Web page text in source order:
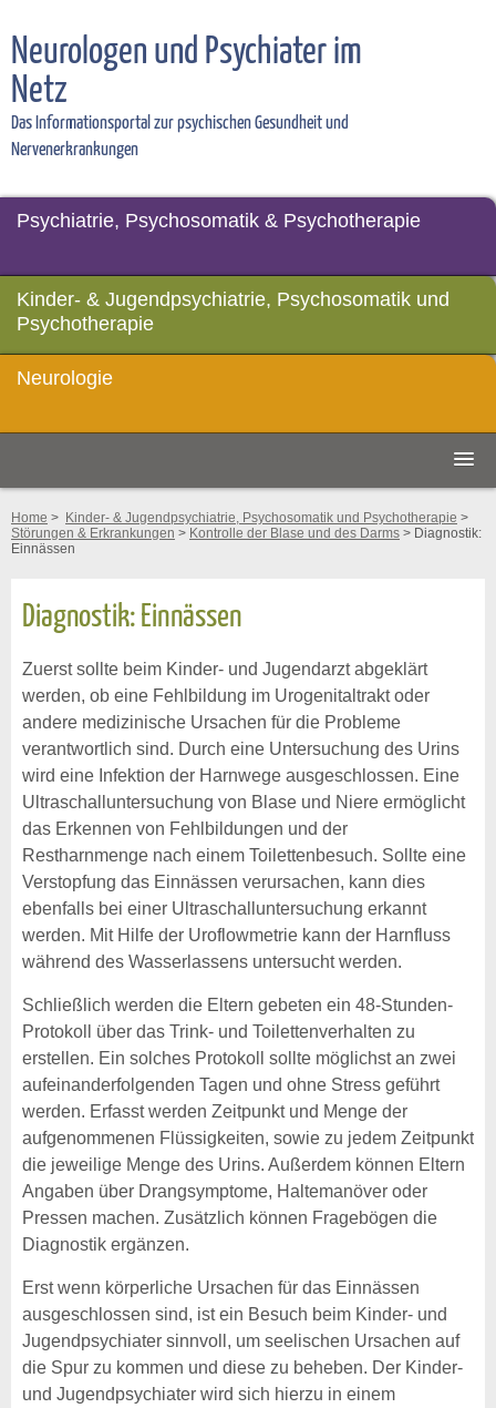
Neurologen und Psychiater im
Netz
Das Informationsportal zur psychischen Gesundheit und
Nervenerkrankungen
Psychiatrie, Psychosomatik & Psychotherapie
Kinder- & Jugendpsychiatrie, Psychosomatik und
Psychotherapie
Neurologie
Home > Kinder- & Jugendpsychiatrie, Psychosomatik und Psychotherapie >
Störungen & Erkrankungen > Kontrolle der Blase und des Darms > Diagnostik:
Einnässen
Diagnostik: Einnässen
Zuerst sollte beim Kinder- und Jugendarzt abgeklärt
werden, ob eine Fehlbildung im Urogenitaltrakt oder
andere medizinische Ursachen für die Probleme
verantwortlich sind. Durch eine Untersuchung des Urins
wird eine Infektion der Harnwege ausgeschlossen. Eine
Ultraschalluntersuchung von Blase und Niere ermöglicht
das Erkennen von Fehlbildungen und der
Restharnmenge nach einem Toilettenbesuch. Sollte eine
Verstopfung das Einnässen verursachen, kann dies
ebenfalls bei einer Ultraschalluntersuchung erkannt
werden. Mit Hilfe der Uroflowmetrie kann der Harnfluss
während des Wasserlassens untersucht werden.
Schließlich werden die Eltern gebeten ein 48-Stunden-
Protokoll über das Trink- und Toilettenverhalten zu
erstellen. Ein solches Protokoll sollte möglichst an zwei
aufeinanderfolgenden Tagen und ohne Stress geführt
werden. Erfasst werden Zeitpunkt und Menge der
aufgenommenen Flüssigkeiten, sowie zu jedem Zeitpunkt
die jeweilige Menge des Urins. Außerdem können Eltern
Angaben über Drangsymptome, Haltemanöver oder
Pressen machen. Zusätzlich können Fragebögen die
Diagnostik ergänzen.
Erst wenn körperliche Ursachen für das Einnässen
ausgeschlossen sind, ist ein Besuch beim Kinder- und
Jugendpsychiater sinnvoll, um seelischen Ursachen auf
die Spur zu kommen und diese zu beheben. Der Kinder-
und Jugendpsychiater wird sich hierzu in einem